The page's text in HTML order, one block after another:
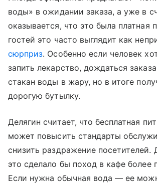
воды» в ожидании заказа, а уже в
оказывается, что это была платная
гостей это часто выглядит как
сюрприз. Особенно если человек
запить лекарство, дождаться
стакан воды в жару, но в итоге
дорогую бутылку.
Делягин считает, что бесплатная
может повысить стандарты
снизить раздражение посетителей.
это сделало бы поход в кафе более
Если нужна обычная вода — ее